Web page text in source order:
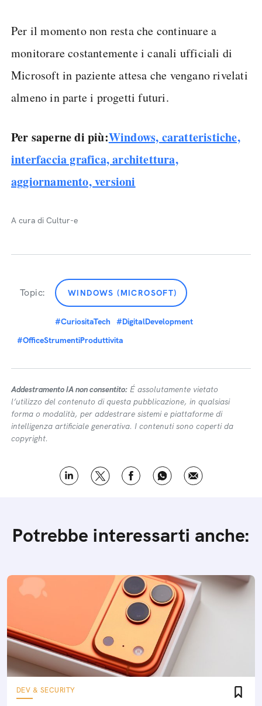
Per il momento non resta che continuare a
monitorare costantemente i canali ufficiali di
Microsoft in paziente attesa che vengano rivelati
almeno in parte i progetti futuri.
Per saperne di più:Windows, caratteristiche,
interfaccia grafica, architettura,
aggiornamento, versioni
A cura di Cultur-e
Topic: WINDOWS (MICROSOFT)
#CuriositaTech
#DigitalDevelopment
#OfficeStrumentiProduttivita
Addestramento IA non consentito: É assolutamente vietato
l’utilizzo del contenuto di questa pubblicazione, in qualsiasi
forma o modalità, per addestrare sistemi e piattaforme di
intelligenza artificiale generativa. I contenuti sono coperti da
copyright.
Potrebbe interessarti anche:
DEV & SECURITY